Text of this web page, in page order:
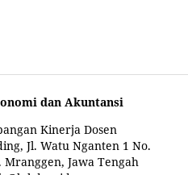
dan Akuntansi
Kinerja Dosen
Jl. Watu Nganten 1 No.
Mranggen, Jawa Tengah